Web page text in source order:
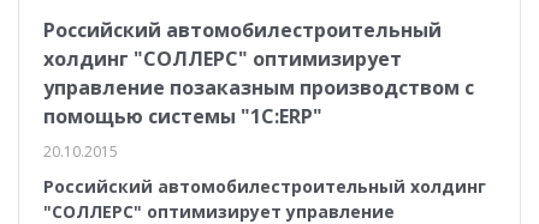
Российский автомобилестроительный
холдинг "СОЛЛЕРС" оптимизирует
управление позаказным производством с
помощью системы "1С:ERP"
20.10.2015
Российский автомобилестроительный холдинг
"СОЛЛЕРС" оптимизирует управление